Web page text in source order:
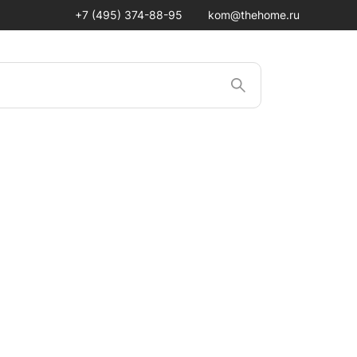
+7 (495) 374-88-95 kom@thehome.ru